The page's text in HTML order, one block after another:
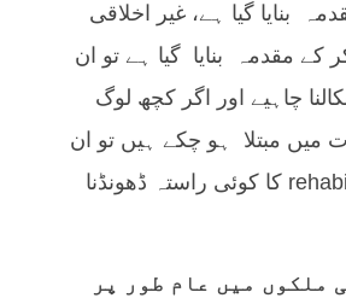
بنایا گیا ہے، غیر اخلاقی
کے مقدمہ بنایا گیا ہے تو ان
چاہیے اور اگر کچھ لوگ
میں مبتلا ہو چکے ہیں تو ان
کے لیے rehabilitation کا کوئی راستہ ڈھونڈنا
ملکوں میں عام طور پر